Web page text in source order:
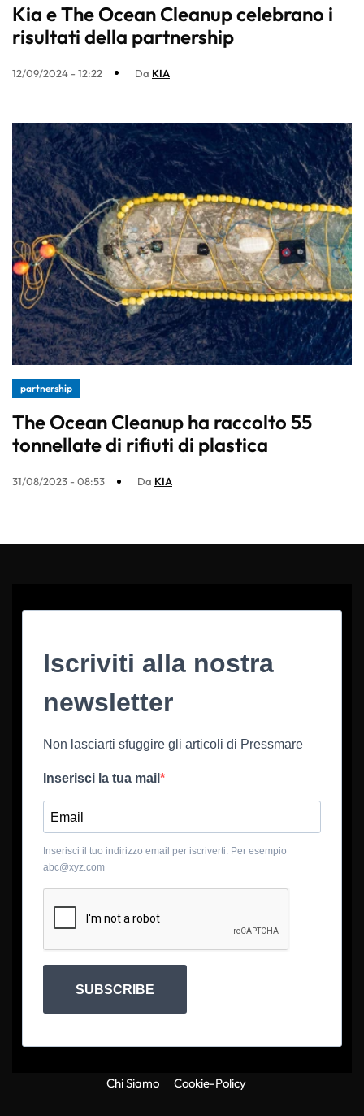
Kia e The Ocean Cleanup celebrano i
risultati della partnership
12/09/2024 - 12:22 Da KIA
partnership
The Ocean Cleanup ha raccolto 55
tonnellate di rifiuti di plastica
31/08/2023 - 08:53 Da KIA
Iscriviti alla nostra
newsletter
Non lasciarti sfuggire gli articoli di Pressmare
Inserisci la tua mail
Inserisci il tuo indirizzo email per iscriverti. Per esempio
abc@xyz.com
SUBSCRIBE
Chi Siamo Cookie-Policy